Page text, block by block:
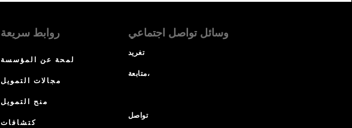
روابط سريعة
لمحة عن المؤسسة
مجالات التمويل
منح التمويل
كتشافات
وسائل تواصل اجتماعي
تغريد
متابعة،
تواصل